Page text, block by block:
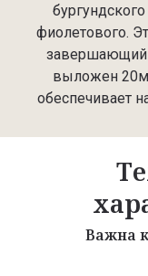
фиолетового.
завершающий
выложен
обеспечивает
Важна